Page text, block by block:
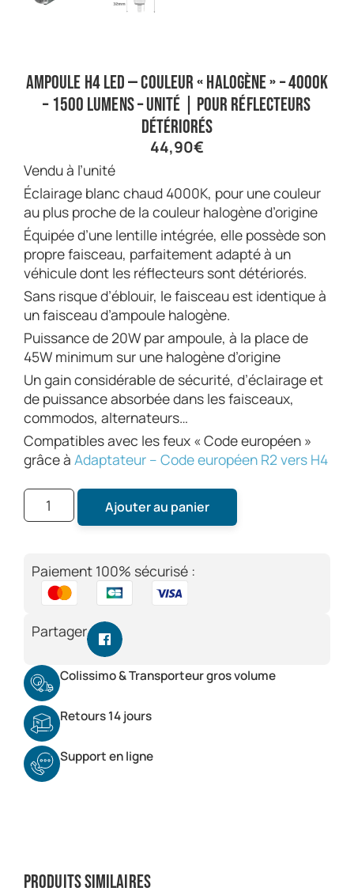
Ampoule H4 LED — Couleur « halogène » – 4000K
– 1500 lumens – Unité | Pour réflecteurs
détériorés
44,90€
Vendu à l’unité
Éclairage blanc chaud 4000K, pour une couleur
au plus proche de la couleur halogène d’origine
Équipée d’une lentille intégrée, elle possède son
propre faisceau, parfaitement adapté à un
véhicule dont les réflecteurs sont détériorés.
Sans risque d’éblouir, le faisceau est identique à
un faisceau d’ampoule halogène.
Puissance de 20W par ampoule, à la place de
45W minimum sur une halogène d’origine
Un gain considérable de sécurité, d’éclairage et
de puissance absorbée dans les faisceaux,
commodos, alternateurs…
Compatibles avec les feux « Code européen »
grâce à Adaptateur – Code européen R2 vers H4
Ajouter au panier
Paiement 100% sécurisé :
Partager
Colissimo & Transporteur gros volume
Retours 14 jours
Support en ligne
Produits similaires